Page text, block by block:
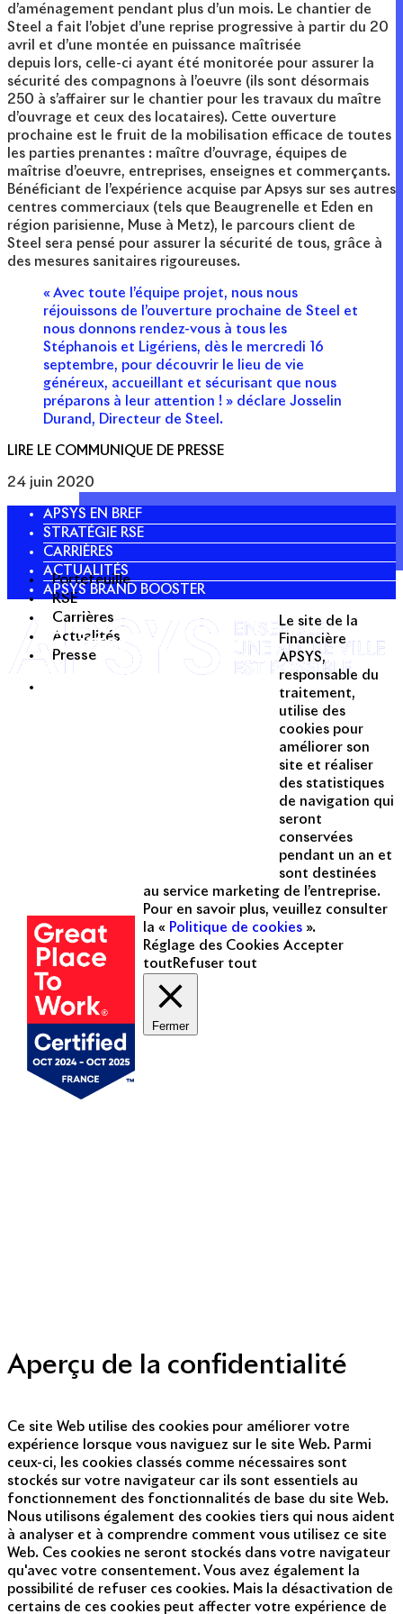
Portefeuille
RSE
Carrières
Actualités
Presse
d’aménagement pendant plus d’un mois. Le chantier de
Steel a fait l’objet d’une reprise progressive à partir du 20
avril et d’une montée en puissance maîtrisée
depuis lors, celle-ci ayant été monitorée pour assurer la
sécurité des compagnons à l’oeuvre (ils sont désormais
250 à s’affairer sur le chantier pour les travaux du maître
d’ouvrage et ceux des locataires). Cette ouverture
prochaine est le fruit de la mobilisation efficace de toutes
les parties prenantes : maître d’ouvrage, équipes de
maîtrise d’oeuvre, entreprises, enseignes et commerçants.
Bénéficiant de l’expérience acquise par Apsys sur ses autres
centres commerciaux (tels que Beaugrenelle et Eden en
région parisienne, Muse à Metz), le parcours client de
Steel sera pensé pour assurer la sécurité de tous, grâce à
des mesures sanitaires rigoureuses.
« Avec toute l’équipe projet, nous nous
réjouissons de l’ouverture prochaine de Steel et
nous donnons rendez-vous à tous les
Stéphanois et Ligériens, dès le mercredi 16
septembre, pour découvrir le lieu de vie
généreux, accueillant et sécurisant que nous
préparons à leur attention ! » déclare Josselin
Durand, Directeur de Steel.
LIRE LE COMMUNIQUE DE PRESSE
24 juin 2020
APSYS EN BREF
STRATÉGIE RSE
CARRIÈRES
ACTUALITÉS
APSYS BRAND BOOSTER
Twitter
Linkedin
Le site de la
Financière
APSYS,
responsable du
traitement,
utilise des
cookies pour
améliorer son
site et réaliser
des statistiques
de navigation qui
seront
conservées
pendant un an et
sont destinées
au service marketing de l’entreprise.
Pour en savoir plus, veuillez consulter
la « Politique de cookies ».
Réglage des Cookies Accepter
tout Refuser tout
Fermer
Aperçu de la confidentialité
Ce site Web utilise des cookies pour améliorer votre
expérience lorsque vous naviguez sur le site Web. Parmi
ceux-ci, les cookies classés comme nécessaires sont
stockés sur votre navigateur car ils sont essentiels au
fonctionnement des fonctionnalités de base du site Web.
Nous utilisons également des cookies tiers qui nous aident
à analyser et à comprendre comment vous utilisez ce site
Web. Ces cookies ne seront stockés dans votre navigateur
qu'avec votre consentement. Vous avez également la
possibilité de refuser ces cookies. Mais la désactivation de
certains de ces cookies peut affecter votre expérience de